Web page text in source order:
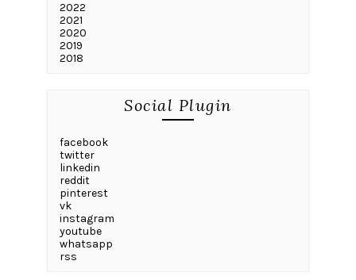
2022
2021
2020
2019
2018
Social Plugin
facebook
twitter
linkedin
reddit
pinterest
vk
instagram
youtube
whatsapp
rss